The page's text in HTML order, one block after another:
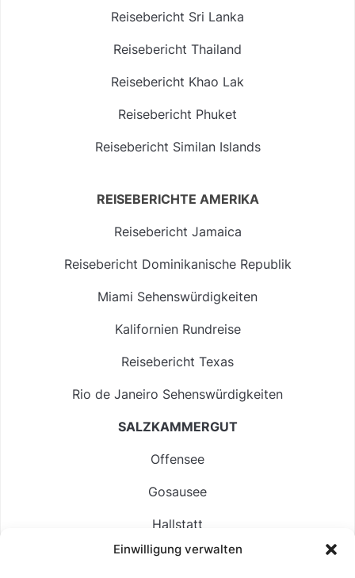
Einwilligung verwalten
Reisebericht Sri Lanka
Reisebericht Thailand
Reisebericht Khao Lak
Reisebericht Phuket
Reisebericht Similan Islands
REISEBERICHTE AMERIKA
Reisebericht Jamaica
Reisebericht Dominikanische Republik
Miami Sehenswürdigkeiten
Kalifornien Rundreise
Reisebericht Texas
Rio de Janeiro Sehenswürdigkeiten
SALZKAMMERGUT
Offensee
Gosausee
Hallstatt
Langbathsee